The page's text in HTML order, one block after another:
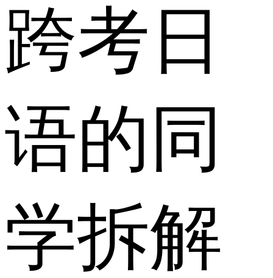
跨考日
语的同
学拆解